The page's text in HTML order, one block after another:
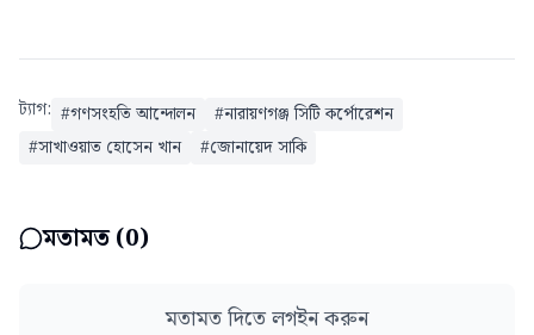
ট্যাগ: #গণসংহতি আন্দোলন #নারায়ণগঞ্জ সিটি কর্পোরেশন
#সাখাওয়াত হোসেন খান #জোনায়েদ সাকি
মতামত (0)
মতামত দিতে লগইন করুন